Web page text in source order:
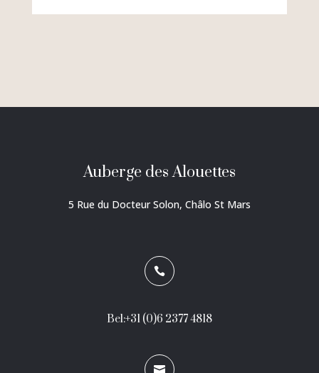
Auberge des Alouettes
5 Rue du Docteur Solon, Châlo St Mars

Bel:+31 (0)6 2377 4818
